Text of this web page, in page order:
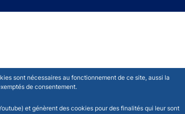
sont nécessaires au fonctionnement de ce site, aussi la
de consentement.
et génèrent des cookies pour des finalités qui leur sont